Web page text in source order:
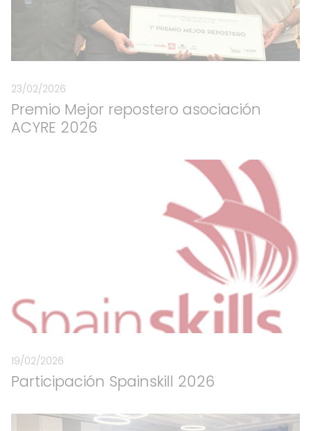
23/02/2026
Premio Mejor repostero asociación
ACYRE 2026
19/02/2026
Participación Spainskill 2026